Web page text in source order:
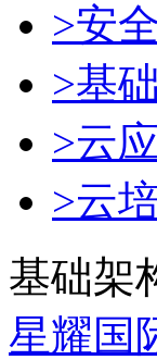
>安
>基
>云
>云
基础架
星耀国